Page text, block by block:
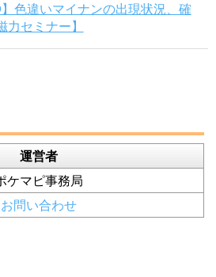
】色違いマイナンの出現状況、確
セミナー】
運営者
ケマピ事務局
お問い合わせ